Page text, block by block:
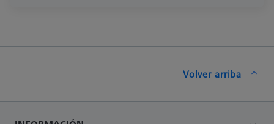
Volver arriba